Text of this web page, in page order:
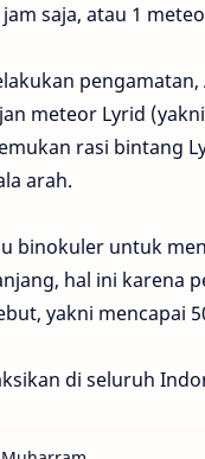
saja, atau 1
meteor Lyrid
rasi bintang
arah.
binokuler untuk
hal ini karena
yakni mencapai
di seluruh